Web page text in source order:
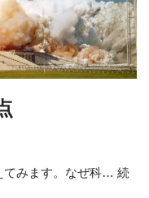
てみます。なぜ科… 続